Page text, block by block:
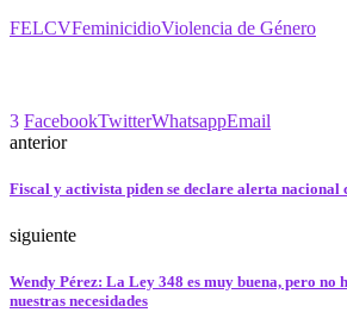
FELCVFeminicidioViolencia de Género
3 FacebookTwitterWhatsappEmail
anterior
Fiscal y activista piden se declare alerta
siguiente
Wendy Pérez: La Ley 348 es muy buena, pero no
nuestras necesidades